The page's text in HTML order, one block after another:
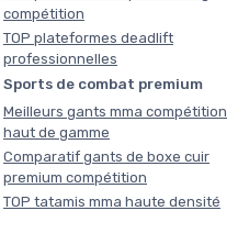
compétition
TOP plateformes deadlift
professionnelles
Sports de combat premium
Meilleurs gants mma compétition
haut de gamme
Comparatif gants de boxe cuir
premium compétition
TOP tatamis mma haute densité